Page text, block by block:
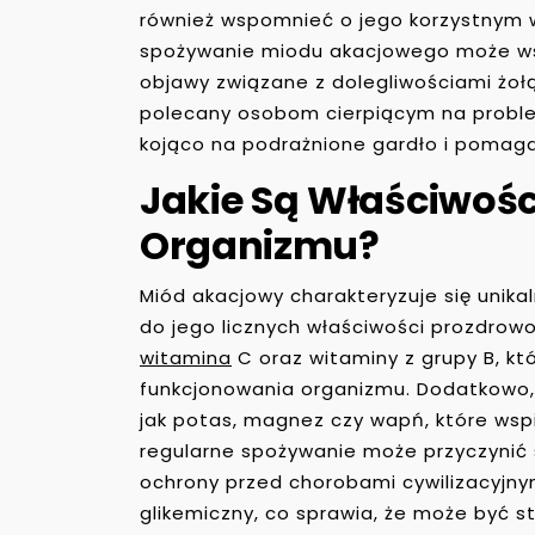
również wspomnieć o jego korzystnym
spożywanie miodu akacjowego może
objawy związane z dolegliwościami
polecany osobom cierpiącym na
kojąco na podrażnione gardło i
Jakie Są
Organizmu?
Miód akacjowy charakteryzuje się
do jego licznych właściwości
witamina C oraz witaminy z grupy B,
funkcjonowania organizmu.
jak potas, magnez czy wapń, które
regularne spożywanie może
ochrony przed chorobami
glikemiczny, co sprawia, że może być